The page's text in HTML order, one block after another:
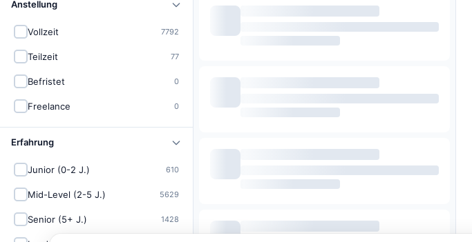
Anstellung
Vollzeit 7792
Teilzeit 77
Befristet 0
Freelance 0
Erfahrung
Junior (0-2 J.) 610
Mid-Level (2-5 J.) 5629
Senior (5+ J.) 1428